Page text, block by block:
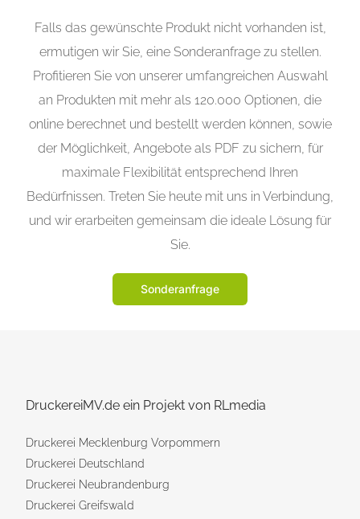
Falls das gewünschte Produkt nicht vorhanden ist,
ermutigen wir Sie, eine Sonderanfrage zu stellen.
Profitieren Sie von unserer umfangreichen Auswahl
an Produkten mit mehr als 120.000 Optionen, die
online berechnet und bestellt werden können, sowie
der Möglichkeit, Angebote als PDF zu sichern, für
maximale Flexibilität entsprechend Ihren
Bedürfnissen. Treten Sie heute mit uns in Verbindung,
und wir erarbeiten gemeinsam die ideale Lösung für
Sie.
Sonderanfrage
DruckereiMV.de ein Projekt von RLmedia
Druckerei Mecklenburg Vorpommern
Druckerei Deutschland
Druckerei Neubrandenburg
Druckerei Greifswald